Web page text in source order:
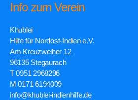
Info zum Verein
Khublei
Hilfe für Nordost-Indien e.V.
Am Kreuzweiher 12
96135 Stegaurach
T 0951 2968296
M 0171 6194009
info@khublei-indienhilfe.de